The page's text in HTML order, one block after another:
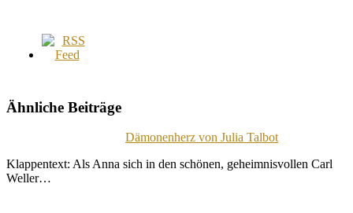
Ähnliche Beiträge
Dämonenherz von Julia Talbot
Klappentext: Als Anna sich in den schönen, geheimnisvollen Carl
Weller…